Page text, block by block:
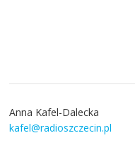
Anna Kafel-Dalecka
kafel@radioszczecin.pl